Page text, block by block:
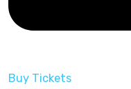
Buy Tickets